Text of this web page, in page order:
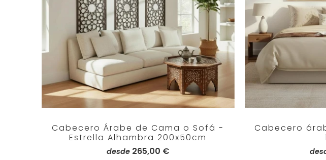
Cabecero Árabe de Cama o Sofá -
Estrella Alhambra 200x50cm
desde 265,00 €
Cabecero